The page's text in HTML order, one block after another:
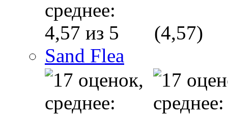
(4,57)
Sand Flea